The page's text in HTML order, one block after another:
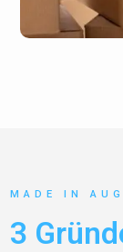
MADE IN
3